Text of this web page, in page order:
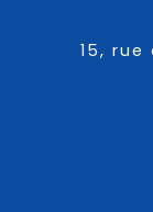
15, rue de l'Épinette, 77165 Saint-